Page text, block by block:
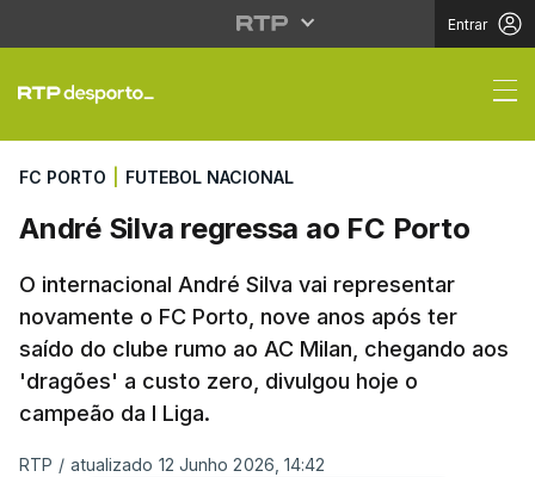
Entrar
André Silva regressa
FC PORTO FUTEBOL NACIONAL
André Silva regressa ao FC Porto
O internacional André Silva vai representar
novamente o FC Porto, nove anos após ter
saído do clube rumo ao AC Milan, chegando aos
'dragões' a custo zero, divulgou hoje o
campeão da I Liga.
RTP / atualizado 12 Junho 2026, 14:42